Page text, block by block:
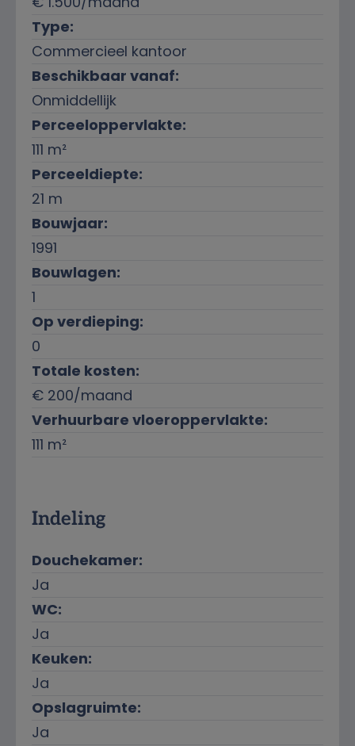
Type:
Commercieel kantoor
Beschikbaar vanaf:
Onmiddellijk
Perceeloppervlakte:
111 m²
Perceeldiepte:
21 m
Bouwjaar:
1991
Bouwlagen:
1
Op verdieping:
0
Totale kosten:
€ 200/maand
Verhuurbare vloeroppervlakte:
111 m²
Indeling
Douchekamer:
Ja
WC:
Ja
Keuken:
Ja
Opslagruimte:
Ja